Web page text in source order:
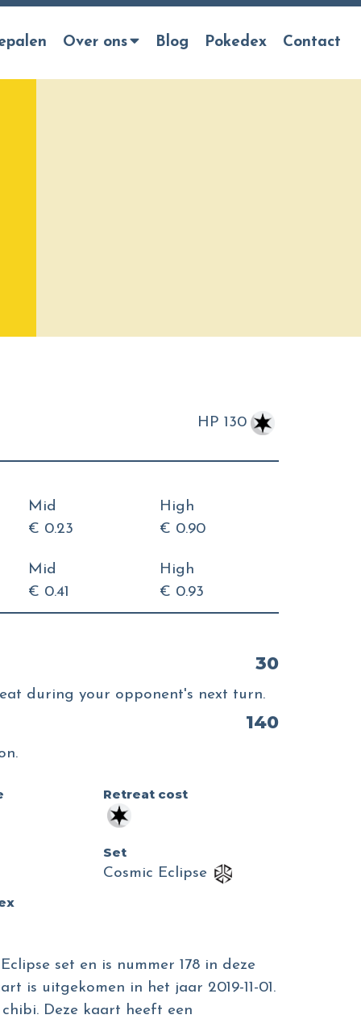
Over ons Blog Pokedex Contact
HP 130
Mid
€ 0.23
High
€ 0.90
Mid
€ 0.41
High
€ 0.93
30
during your opponent's next turn.
140
Retreat cost
Set
Cosmic Eclipse
set en is nummer 178 in deze
is uitgekomen in het jaar 2019-11-01.
Deze kaart heeft een